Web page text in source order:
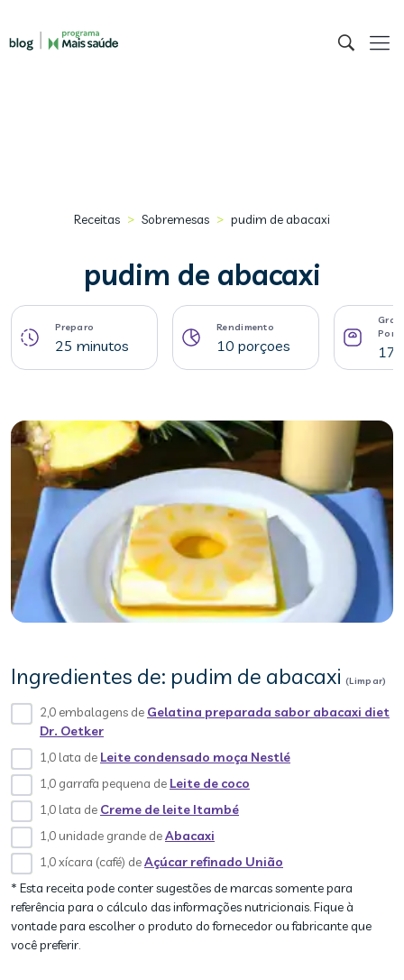
Receitas > Sobremesas > pudim de abacaxi
pudim de abacaxi
Preparo
25 minutos
Rendimento
10 porçoes
Ingredientes de: pudim de abacaxi (Limpar)
2,0 embalagens de Gelatina preparada sabor abacaxi diet
Dr. Oetker
1,0 lata de Leite condensado moça Nestlé
1,0 garrafa pequena de Leite de coco
1,0 lata de Creme de leite Itambé
1,0 unidade grande deAbacaxi
1,0 xícara (café) deAçúcar refinado União
* Esta receita pode conter sugestões de marcas somente para
referência para o cálculo das informações nutricionais. Fique à
vontade para escolher o produto do fornecedor ou fabricante que
você preferir.